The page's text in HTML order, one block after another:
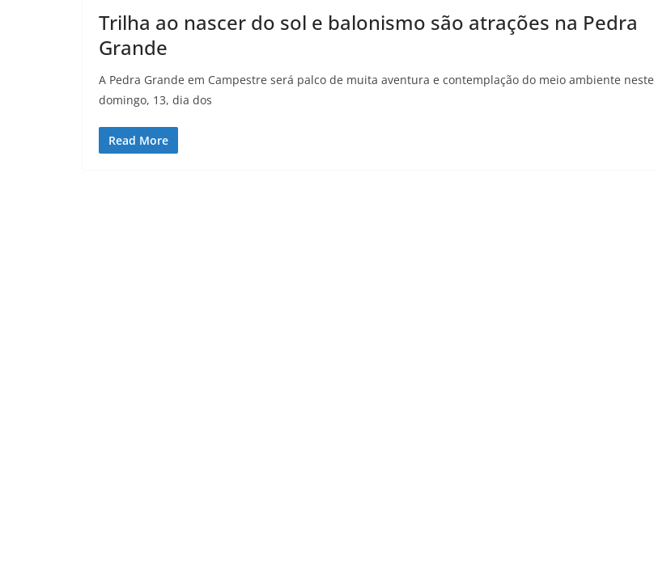
Trilha ao nascer do sol e balonismo são atrações na Pedra
Grande
A Pedra Grande em Campestre será palco de muita aventura e contemplação do meio ambiente neste
domingo, 13, dia dos
Read More